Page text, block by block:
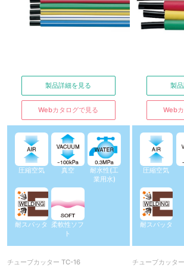
製品詳細を見る
Webカタログで見る
圧縮空気 真空
耐水性(工
業用水)
耐スパッタ
柔軟性ソフ
ト
製
Web
圧縮空気
耐スパッタ
チューブカッター TC-16 チューブカッタ